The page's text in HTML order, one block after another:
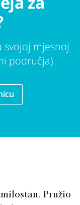
svojoj mjesnoj
područja).
Pružio